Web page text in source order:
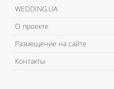
WEDDING.UA
О проекте
Размещение на сайте
Контакты